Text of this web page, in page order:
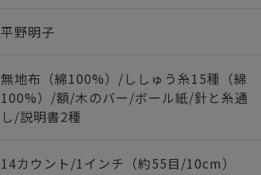
平野明子
無地布（綿100%）/ししゅう糸15種（綿
100%）/額/木のバー/ボール紙/針と糸通
し/説明書2種
14カウント/1インチ（約55目/10cm）